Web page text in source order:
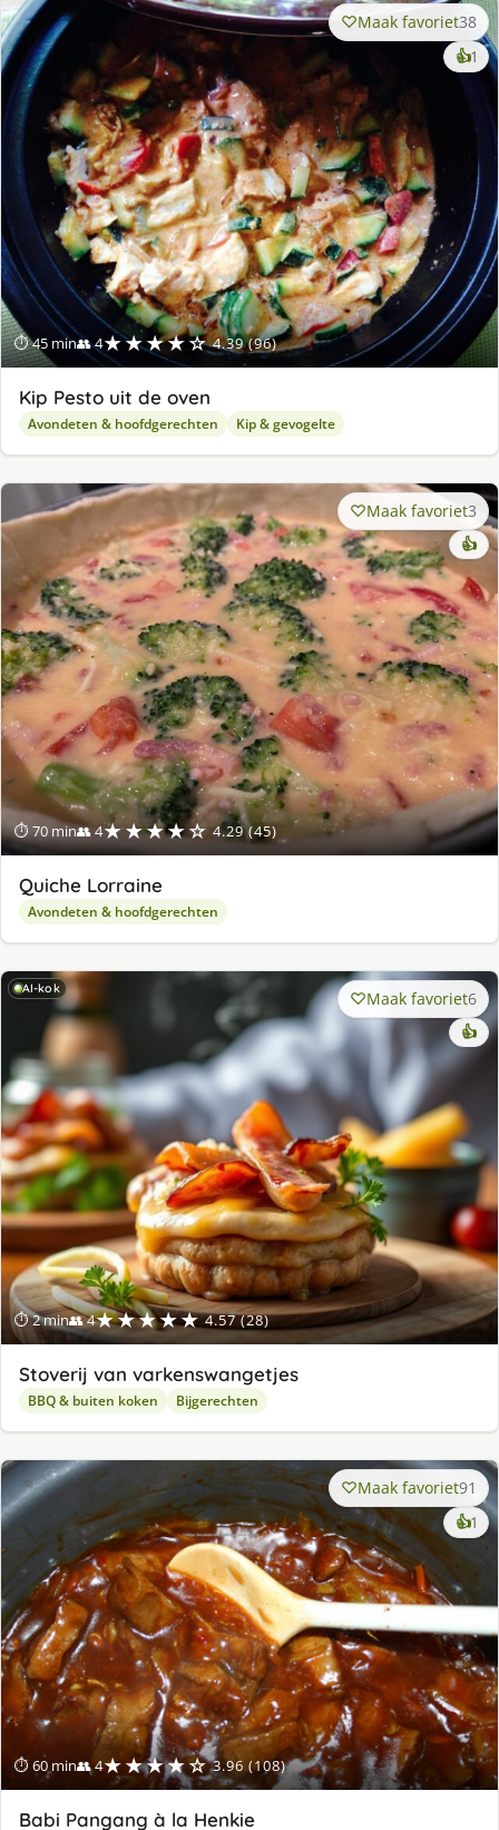
⏱ 45 min👥 4★★★★☆ 4.39 (96)
Maak favoriet38
👍1
Kip Pesto uit de oven
Avondeten & hoofdgerechten Kip & gevogelte
⏱ 70 min👥 4★★★★☆ 4.29 (45)
Maak favoriet3
👍
Quiche Lorraine
Avondeten & hoofdgerechten
AI-kok
⏱ 2 min👥 4★★★★★ 4.57 (28)
Maak favoriet6
👍
Stoverij van varkenswangetjes
BBQ & buiten koken Bijgerechten
⏱ 60 min👥 4★★★★☆ 3.96 (108)
Maak favoriet91
👍1
Babi Pangang à la Henkie